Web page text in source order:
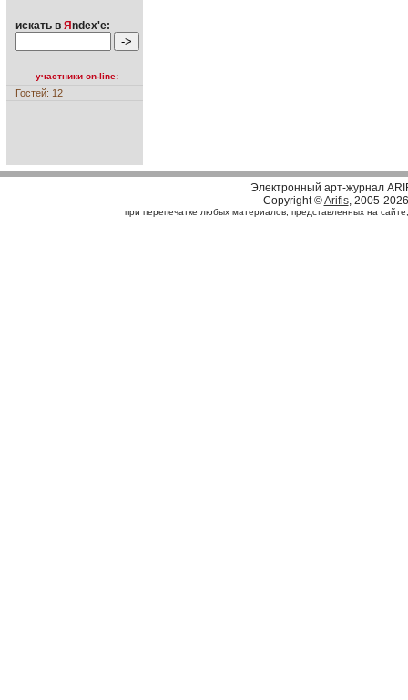
искать в Я ndex'е:
участники on-line:
Гостей: 12
Электронный арт-журнал
Copyright ©Arifis, 2005-2026
при перепечатке любых материалов, представленных на